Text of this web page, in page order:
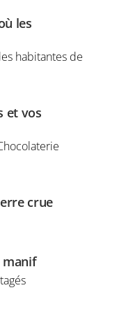
les
habitantes de
et vos
crue
manif